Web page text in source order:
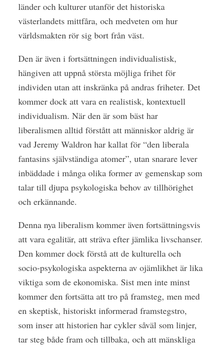
länder och kulturer utanför det historiska
västerlandets mittfåra, och medveten om hur
världsmakten rör sig bort från väst.
Den är även i fortsättningen individualistisk,
hängiven att uppnå största möjliga frihet för
individen utan att inskränka på andras friheter. Det
kommer dock att vara en realistisk, kontextuell
individualism. När den är som bäst har
liberalismen alltid förstått att människor aldrig är
vad Jeremy Waldron har kallat för “den liberala
fantasins självständiga atomer”, utan snarare lever
inbäddade i många olika former av gemenskap som
talar till djupa psykologiska behov av tillhörighet
och erkännande.
Denna nya liberalism kommer även fortsättningsvis
att vara egalitär, att sträva efter jämlika livschanser.
Den kommer dock förstå att de kulturella och
socio-psykologiska aspekterna av ojämlikhet är lika
viktiga som de ekonomiska. Sist men inte minst
kommer den fortsätta att tro på framsteg, men med
en skeptisk, historiskt informerad framstegstro,
som inser att historien har cykler såväl som linjer,
tar steg både fram och tillbaka, och att mänskliga